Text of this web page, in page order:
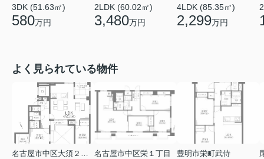
3DK (51.63㎡)
580万円
2LDK (60.02㎡)
3,480万円
4LDK (85.35㎡)
2,299万円
よく見られている物件
名古屋市中区栄１丁目
豊明市栄町武侍